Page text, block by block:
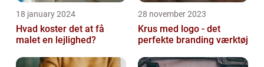
18 january 2024
Hvad koster det at få
malet en lejlighed?
28 november 2023
Krus med logo - det
perfekte branding værktøj